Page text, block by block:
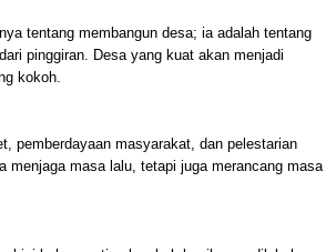
tentang membangun desa; ia adalah tentang
pinggiran. Desa yang kuat akan menjadi
kokoh.
pemberdayaan masyarakat, dan pelestarian
menjaga masa lalu, tetapi juga merancang masa